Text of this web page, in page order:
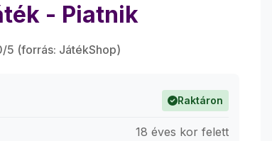
- Piatnik
5 (forrás: JátékShop)
Raktáron
18 éves kor felett